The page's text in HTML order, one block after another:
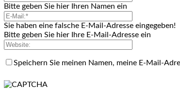
Bitte geben Sie hier Ihren Namen ein
Sie haben eine falsche E-Mail-Adresse eingegeben!
Bitte geben Sie hier Ihre E-Mail-Adresse ein
Speichern Sie meinen Namen, meine E-Mail-